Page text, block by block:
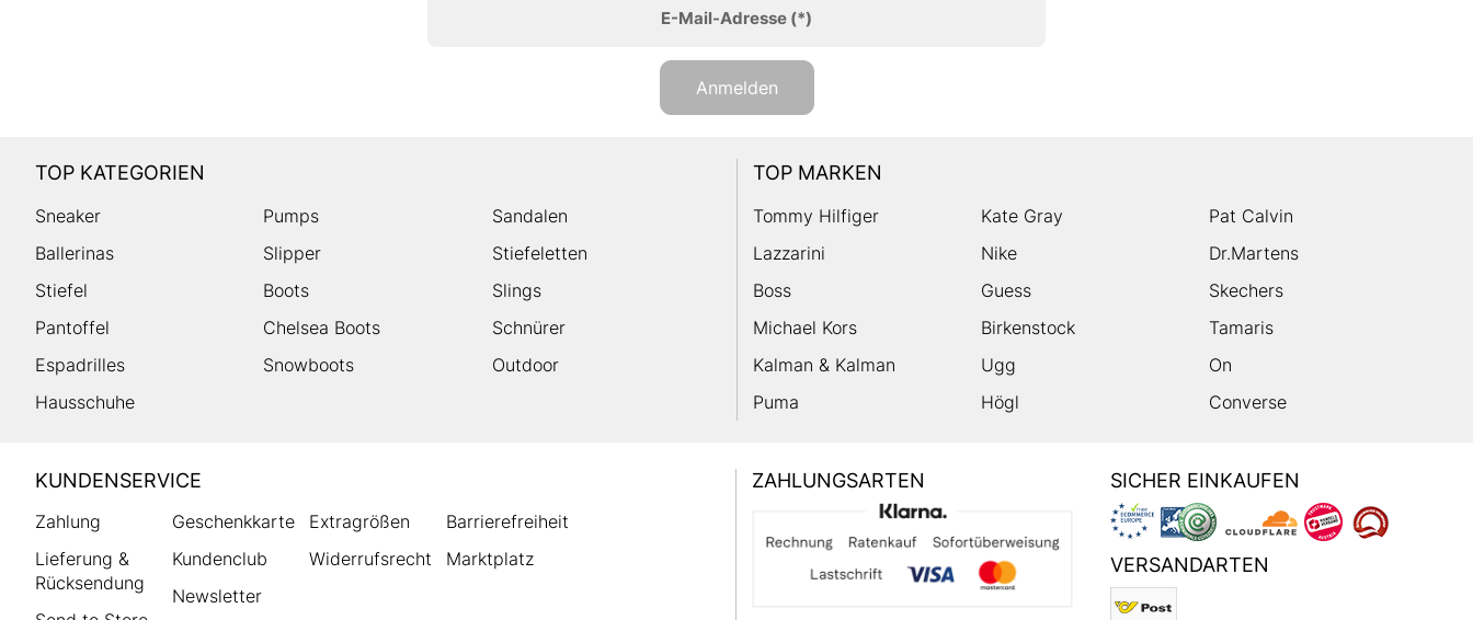
E-Mail-Adresse(*)
Anmelden
TOP KATEGORIEN
Sneaker Pumps
Sandalen
Ballerinas
Slipper
Stiefeletten
Stiefel
Boots
Slings
Pantoffel
Chelsea Boots
Schnürer
Espadrilles
Snowboots
Outdoor
Hausschuhe
TOP MARKEN
Tommy Hilfiger Kate Gray
Pat Calvin
Lazzarini
Nike
Dr.Martens
Boss
Guess
Skechers
Michael Kors
Birkenstock
Tamaris
Kalman & Kalman
Ugg
On
Puma
Högl Converse
HUMANIC
Footer
KUNDENSERVICE
Zahlung
Lieferung &
Rücksendung
Geschenkkarte
Kundenclub
Newsletter
Extragrößen
Widerrufsrecht
Barrierefreiheit
Marktplatz
ZAHLUNGSARTEN SICHER EINKAUFEN
VERSANDARTEN